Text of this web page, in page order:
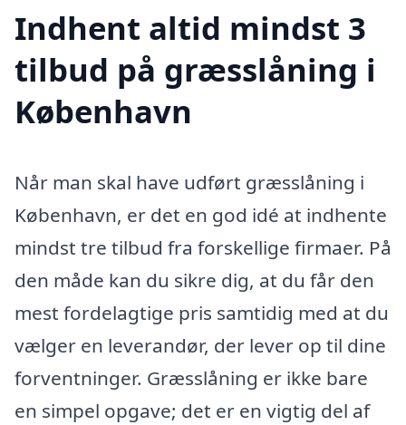
Indhent altid mindst 3
tilbud på græsslåning i
København
Når man skal have udført græsslåning i
København, er det en god idé at indhente
mindst tre tilbud fra forskellige firmaer. På
den måde kan du sikre dig, at du får den
mest fordelagtige pris samtidig med at du
vælger en leverandør, der lever op til dine
forventninger. Græsslåning er ikke bare
en simpel opgave; det er en vigtig del af